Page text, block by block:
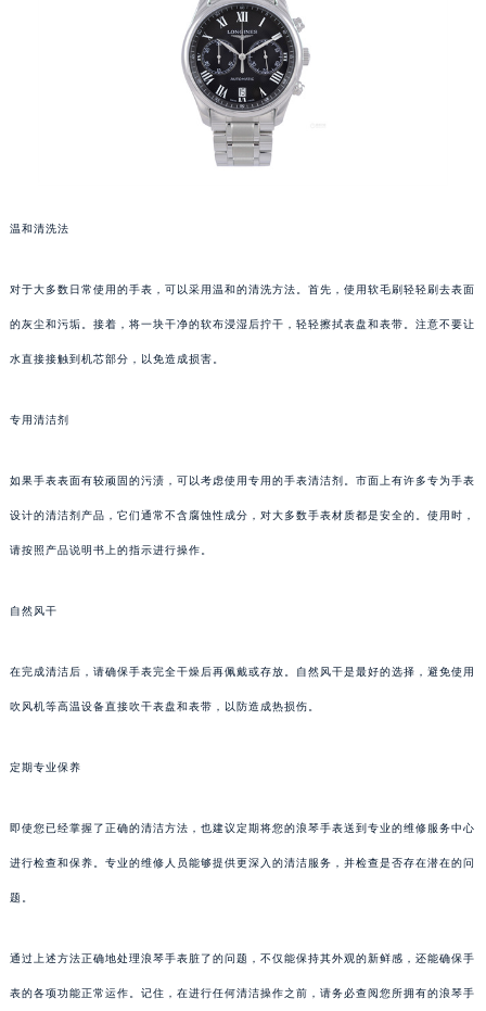
温和清洗法
对于大多数日常使用的手表，可以采用温和的清洗方法。首先，使用软毛刷轻轻刷去表面
的灰尘和污垢。接着，将一块干净的软布浸湿后拧干，轻轻擦拭表盘和表带。注意不要让
水直接接触到机芯部分，以免造成损害。
专用清洁剂
如果手表表面有较顽固的污渍，可以考虑使用专用的手表清洁剂。市面上有许多专为手表
设计的清洁剂产品，它们通常不含腐蚀性成分，对大多数手表材质都是安全的。使用时，
请按照产品说明书上的指示进行操作。
自然风干
在完成清洁后，请确保手表完全干燥后再佩戴或存放。自然风干是最好的选择，避免使用
吹风机等高温设备直接吹干表盘和表带，以防造成热损伤。
定期专业保养
即使您已经掌握了正确的清洁方法，也建议定期将您的浪琴手表送到专业的维修服务中心
进行检查和保养。专业的维修人员能够提供更深入的清洁服务，并检查是否存在潜在的问
题。
通过上述方法正确地处理浪琴手表脏了的问题，不仅能保持其外观的新鲜感，还能确保手
表的各项功能正常运作。记住，在进行任何清洁操作之前，请务必查阅您所拥有的浪琴手